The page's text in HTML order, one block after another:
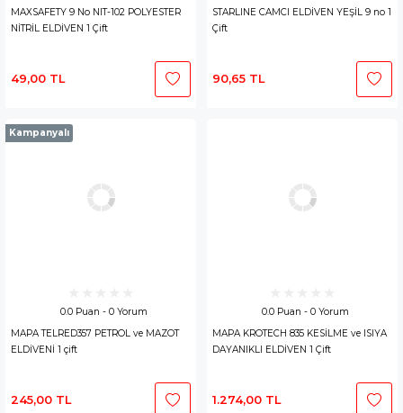
MAXSAFETY 9 No NIT-102 POLYESTER
NİTRİL ELDİVEN 1 Çift
49,00 TL
STARLINE CAMCI ELDİVEN YEŞİL 9 no 1
Çift
90,65 TL
Kampanyalı
0.0 Puan - 0 Yorum
MAPA TELRED357 PETROL ve MAZOT
ELDİVENİ 1 çift
245,00 TL
0.0 Puan - 0 Yorum
MAPA KROTECH 835 KESİLME ve ISIYA
DAYANIKLI ELDİVEN 1 Çift
1.274,00 TL